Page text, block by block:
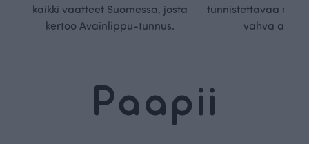
kaikki vaatteet Suomessa, josta
kertoo Avainlippu-tunnus.
tunnistettavaa
vahva